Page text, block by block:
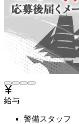
給与
警備スタッフ